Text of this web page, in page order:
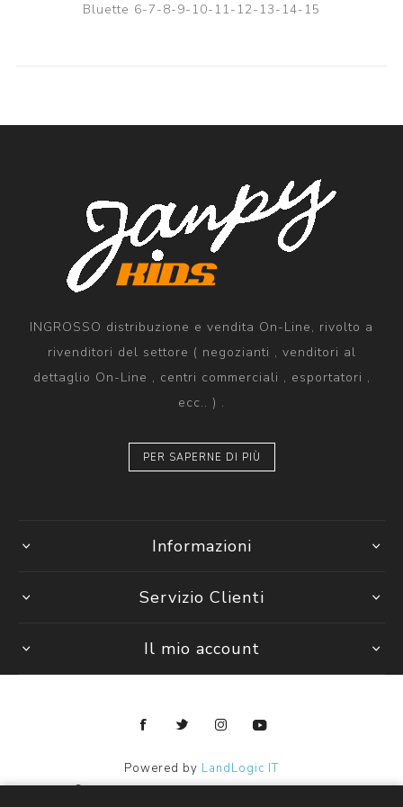
Bluette 6-7-8-9-10-11-12-13-14-15
INGROSSO distribuzione e vendita On-Line, rivolto a
rivenditori del settore ( negozianti , venditori al
dettaglio On-Line , centri commerciali , esportatori ,
ecc.. ) .
PER SAPERNE DI PIÙ
Informazioni
Servizio Clienti
Il mio account
Powered by LandLogic IT
Copyright © 2026 Janpy Kids ingrosso abbigliamento bambini.